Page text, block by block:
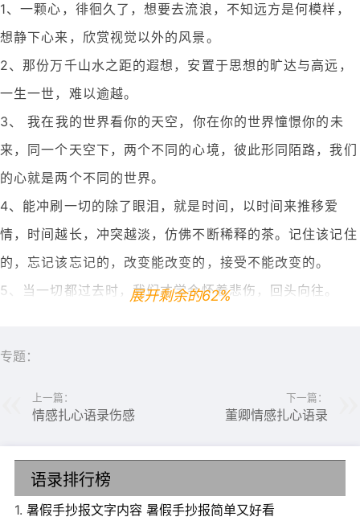
1、一颗心，徘徊久了，想要去流浪，不知远方是何模样，
想静下心来，欣赏视觉以外的风景。
2、那份万千山水之距的遐想，安置于思想的旷达与高远，
一生一世，难以逾越。
3、 我在我的世界看你的天空，你在你的世界憧憬你的未
来，同一个天空下，两个不同的心境，彼此形同陌路，我们
的心就是两个不同的世界。
4、能冲刷一切的除了眼泪，就是时间，以时间来推移爱
情，时间越长，冲突越淡，仿佛不断稀释的茶。记住该记住
的，忘记该忘记的，改变能改变的，接受不能改变的。
5、当一切都过去时，我们才学会怀着悲伤，回头向往。
展开剩余的62%
专题：
上一篇：
情感扎心语录伤感
下一篇：
董卿情感扎心语录
语录排行榜
1. 暑假手抄报文字内容 暑假手抄报简单又好看